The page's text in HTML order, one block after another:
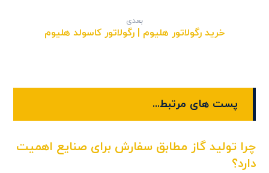
بعدی
خرید رگولاتور هلیوم | رگولاتور کاسولد هلیوم
پست های مرتبط...
چرا تولید گاز مطابق سفارش برای صنایع اهمیت
دارد؟